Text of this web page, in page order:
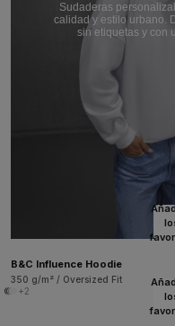
Sudaderas
calidad y estilo urbano.
sin etiquetas y con
B&C Influence Hoodie
350 g/m² / Oversized Fit
+2